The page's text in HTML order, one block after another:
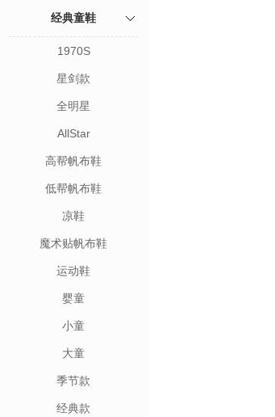
经典童鞋
1970S
星剑款
全明星
AllStar
高帮帆布鞋
低帮帆布鞋
凉鞋
魔术贴帆布鞋
运动鞋
婴童
小童
大童
季节款
经典款